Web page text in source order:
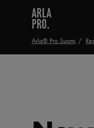
Arla® Pro Suomi